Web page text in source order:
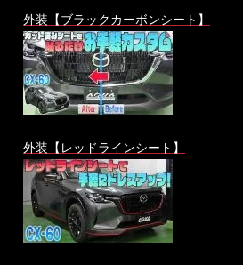
外装【ブラックカーボンシート】
外装【レッドラインシート】